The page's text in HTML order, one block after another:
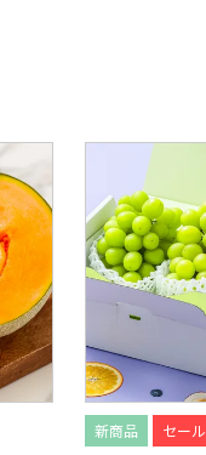
新商品 セール